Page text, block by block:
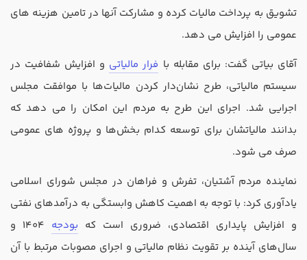
تشویق به پرداخت مالیات کرده و مشارکت آنها در تامین هزینه‌ های
عمومی را افزایش می‌ دهد.
آقای بیاتی گفت: برای مقابله با فرار مالیاتی و افزایش شفافیت در
سیستم مالیاتی، طرح نشان‌دار کردن مالیات‌ها با موافقت مجلس
اجرایی شد. اجرای این طرح به مردم این امکان را می ‌دهد که
بدانند مالیاتشان برای توسعه کدام بخش‌ها و پروژه ‌های عمومی
صرف می ‌شود.
نماینده مردم آشتیان، تفرش و فراهان در مجلس شورای اسلامی
یادآوری کرد: با توجه به اهمیت کاهش وابستگی به درآمد‌های نفتی
و افزایش پایداری اقتصادی، ضروری است که بودجه
1404 و
سال‌های آینده بر تقویت نظام مالیاتی و اجرای مصوبات مرتبط با آن
ثبت شرکت حسابداری
کار آفرینی
ارتقا به حسابدار حرفه ای
درخواست تعیین سطح